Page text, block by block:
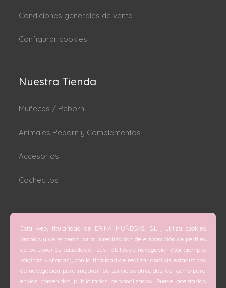
Condiciones generales de venta
Configurar cookies
Nuestra Tienda
Muñecas / Reborn
Animales Reborn y Complementos
Accesorios
Cochecitos
C/ San Vicente Mártir nº 74 (Valencia).
C/ Doctor Melis nº 6 (Grao de Gandía).
Teléfono
Esta web, titularidad de ERIKA MUÑECAS, S.L , utiliza cookies
propias y de terceros para la realización de elaboración de perfiles
de los usuarios basadas en sus hábitos de navegación (por ejemplo,
páginas visitadas), con la finalidad de realizar análisis estadísticos
de navegación para mejorar los servicios ofrecidos, así como para
enviar contenidos publicitarios personalizados. Puede aceptarlas